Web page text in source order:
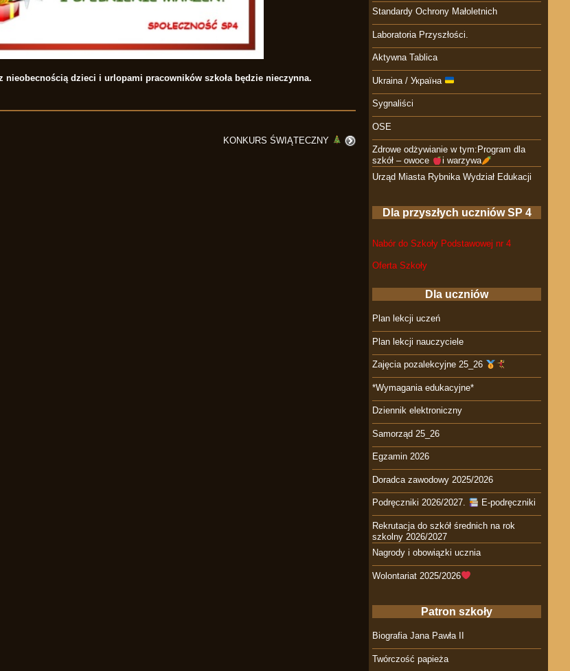
nieobecnością dzieci i urlopami pracowników szkoła będzie nieczynna.
KONKURS ŚWIĄTECZNY
Standardy Ochrony Małoletnich
Laboratoria Przyszłości.
Aktywna Tablica
Ukraina / Україна
Sygnaliści
OSE
Zdrowe odżywianie w tym:Program dla
szkół – owoce
i warzywa
Urząd Miasta Rybnika Wydział Edukacji
Dla przyszłych uczniów SP 4
Nabór do Szkoły Podstawowej nr 4
Oferta Szkoły
Dla uczniów
Plan lekcji uczeń
Plan lekcji nauczyciele
Zajęcia pozalekcyjne 25_26
*Wymagania edukacyjne*
Dziennik elektroniczny
Samorząd 25_26
Egzamin 2026
Doradca zawodowy 2025/2026
Podręczniki 2026/2027. E-podręczniki
Rekrutacja do szkół średnich na rok
szkolny 2026/2027
Nagrody i obowiązki ucznia
Wolontariat 2025/2026
Patron szkoły
Biografia Jana Pawła II
Twórczość papieża